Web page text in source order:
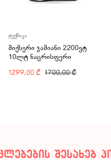
ტექნიკა
მიქსერი ჯამიანი 2200ვტ
10ლტ ნაცრისფერი
1299,00₾ 1700,00₾
შესახებ